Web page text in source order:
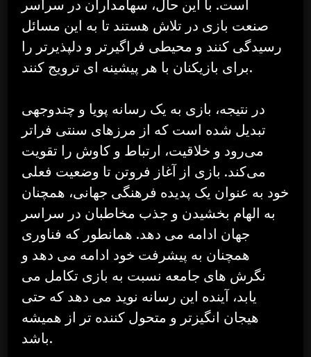
است. با این حال، سهامداران در سراسر
صنعت بازی در تلاش هستند تا به این مسائل
رسیدگی کنند و محیطی فراگیرتر و دلپذیرتر را
برای بازیکنان با هر پیشینه ای ترویج کنند.
در نتیجه، بازی به یک رسانه پویا و چندوجهی
تبدیل شده است که از مرزهای سنتی فراتر
می‌رود و خلاقیت، ارتباط و کاوش را تقویت
می‌کند. بازی از آغاز فروتن تا وضعیت فعلی
خود به عنوان یک پدیده فرهنگی جهانی، همچنان
به الهام بخشیدن و جذب مخاطبان در سراسر
جهان ادامه می دهد. همانطور که فناوری
همچنان به پیشرفت خود ادامه می دهد و
نگرش های جامعه نسبت به بازی تکامل می
یابد، آینده این رسانه نوید می دهد که حتی
هیجان انگیزتر و متحول کننده تر از همیشه
باشد.